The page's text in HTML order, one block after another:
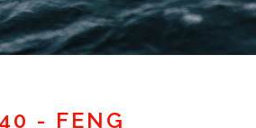
- FENG